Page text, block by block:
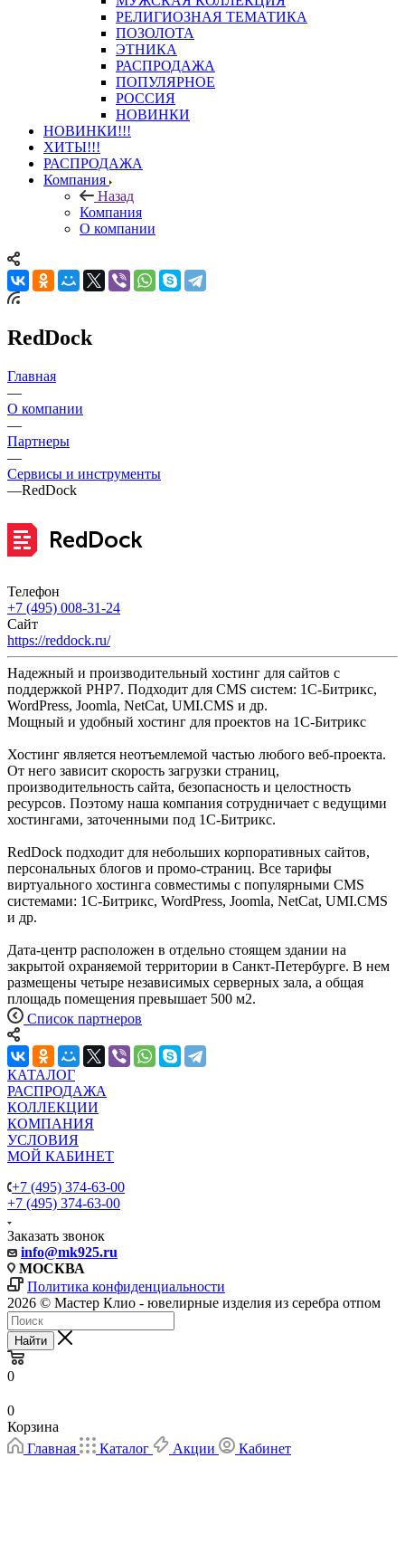
РЕЛИГИОЗНАЯ ТЕМАТИКА
ПОЗОЛОТА
ЭТНИКА
РАСПРОДАЖА
ПОПУЛЯРНОЕ
РОССИЯ
НОВИНКИ
НОВИНКИ!!!
ХИТЫ!!!
РАСПРОДАЖА
Компания
Назад
Компания
О компании
RedDock
Главная
—
О компании
—
Партнеры
—
Сервисы и инструменты
—RedDock
Телефон
+7 (495) 008-31-24
Сайт
https://reddock.ru/
Надежный и производительный хостинг для сайтов с
поддержкой PHP7. Подходит для CMS систем: 1С-Битрикс,
WordPress, Joomla, NetCat, UMI.CMS и др.
Мощный и удобный хостинг для проектов на 1С-Битрикс
Хостинг является неотъемлемой частью любого веб-проекта.
От него зависит скорость загрузки страниц,
производительность сайта, безопасность и целостность
ресурсов. Поэтому наша компания сотрудничает с ведущими
хостингами, заточенными под 1С-Битрикс.
RedDock подходит для небольших корпоративных сайтов,
персональных блогов и промо-страниц. Все тарифы
виртуального хостинга совместимы с популярными CMS
системами: 1С-Битрикс, WordPress, Joomla, NetCat, UMI.CMS
и др.
Дата-центр расположен в отдельно стоящем здании на
закрытой охраняемой территории в Санкт-Петербурге. В нем
размещены четыре независимых серверных зала, а общая
площадь помещения превышает 500 м2.
Список партнеров
КАТАЛОГ
РАСПРОДАЖА
КОЛЛЕКЦИИ
КОМПАНИЯ
УСЛОВИЯ
МОЙ КАБИНЕТ
+7 (495) 374-63-00
+7 (495) 374-63-00
Заказать звонок
info@mk925.ru
МОСКВА
Политика конфиденциальности
2026 © Мастер Клио - ювелирные изделия из серебра отпом
Найти
0
0
Корзина
Главная
Каталог Акции Кабинет